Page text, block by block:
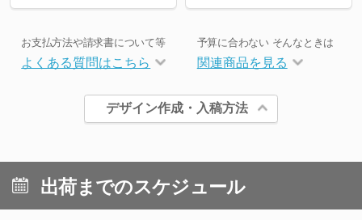
お支払方法や請求書について等
よくある質問はこちら
予算に合わない そんなときは
関連商品を見る
デザイン作成・入稿方法
出荷までのスケジュール